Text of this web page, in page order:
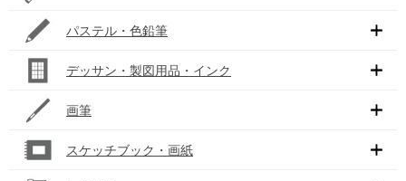
パステル・色鉛筆
デッサン・製図用品・インク
画筆
スケッチブック・画紙